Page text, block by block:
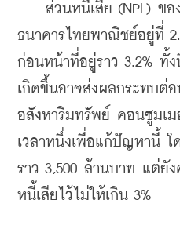
ส่วนหนี้เสีย (NPL) ของ
ธนาคารไทยพาณิชย์อยู่ที่
ก่อนหน้าที่อยู่ราว 3.2% ทั้
เกิดขึ้นอาจส่งผลกระทบต่อ
อสังหาริมทรัพย์ คอนซูมเม
เวลาหนึ่งเพื่อแก้ปัญหานี้ โ
ราว 3,500 ล้านบาท แต่ยั
หนี้เสียไว้ไม่ให้เกิน 3%